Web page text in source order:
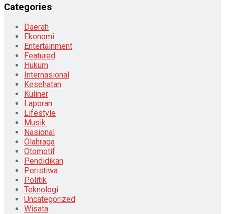
Categories
Daerah
Ekonomi
Entertainment
Featured
Hukum
Internasional
Kesehatan
Kuliner
Laporan
Lifestyle
Musik
Nasional
Olahraga
Otomotif
Pendidikan
Peristiwa
Politik
Teknologi
Uncategorized
Wisata